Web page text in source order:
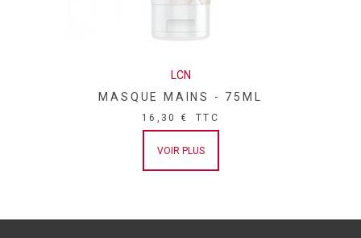
LCN
MASQUE MAINS - 75ML
16,30 € TTC
VOIR PLUS